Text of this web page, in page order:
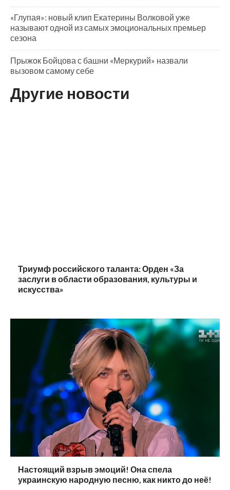
«Глупая»: новый клип Екатерины Волковой уже
называют одной из самых эмоциональных премьер
сезона
Прыжок Бойцова с башни «Меркурий» назвали
вызовом самому себе
Другие новости
Триумф российского таланта: Орден «За
заслуги в области образования, культуры и
искусства»
Настоящий взрыв эмоций! Она спела
украинскую народную песню, как никто до неё!